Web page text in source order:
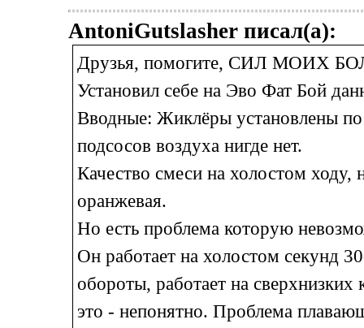
AntoniGutslasher писал(а):
Друзья, помогите, СИЛ МОИХ
Установил себе на Эво Фат Бой
Вводные: Жиклёры установлены по
подсосов воздуха нигде нет.
Качество смеси на холостом
оранжевая.
Но есть проблема которую
Он работает на холостом секунд
обороты, работает на сверхнизких
это - непонятно. Проблема